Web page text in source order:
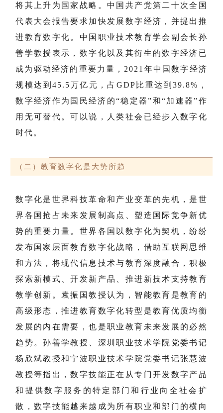
将其上升为国家战略。中国共产党第二十次全国
代表大会报告要求加快发展数字经济，并提出推
进教育数字化。中国职业技术教育学会副会长孙
善学教授表示，数字化以及其衍生的数字经济已
成为驱动经济的重要力量，2021年中国数字经济
规模达到45.5万亿元，占GDP比重达到39.8%，
数字经济作为国民经济的“稳定器”和“加速器”作
用无可替代。可以说，人类社会已经步入数字化
时代。
（二）教育数字化是大势所趋
数字化是世界科技革命和产业变革的先机，是世
界各国抢占未来发展制高点、塑造国际竞争新优
势的重要力量。世界各国以数字化为契机，纷纷
发布国家层面教育数字化战略，借助互联网思维
和方法，将现代信息技术与教育深度融合，积极
探索新模式、开发新产品、推进新技术支持教育
教学创新。袁振国教授认为，智能教育是教育的
高级形态，推进教育数字化转型是教育优质均衡
发展的内在需要，也是职业教育未来发展的必然
趋势。孙善学教授、深圳职业技术学院党委书记
杨欣斌教授和宁波职业技术学院党委书记张慧波
教授等指出，数字技能正在从专门开发数字产品
和提供数字服务的特定部门和行业向全社会扩
散，数字技能越来越成为所有职业和部门的横向